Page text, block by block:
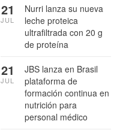
Nurri lanza su nueva
leche proteica
ultrafiltrada con 20 g
de proteína
21
JUL
JBS lanza en Brasil
plataforma de
formación continua en
nutrición para
personal médico
21
JUL